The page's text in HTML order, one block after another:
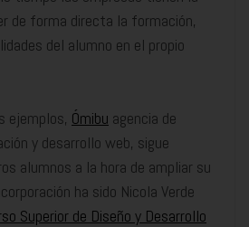
de forma directa la formación,
del alumno en el propio
ejemplos, Ómibu agencia de
y desarrollo web, sigue
alumnos a la hora de ampliar su
ha sido Nicola Verde
Superior de Diseño y Desarrollo